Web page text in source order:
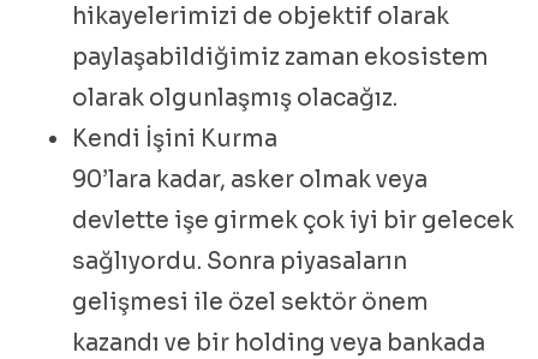
hikayelerimizi de objektif olarak
paylaşabildiğimiz zaman ekosistem
olarak olgunlaşmış olacağız.
Kendi İşini Kurma
90’lara kadar, asker olmak veya
devlette işe girmek çok iyi bir gelecek
sağlıyordu. Sonra piyasaların
gelişmesi ile özel sektör önem
kazandı ve bir holding veya bankada